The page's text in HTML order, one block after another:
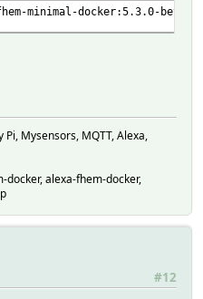
minimal-docker:5.3.0-beta4-
Mysensors, MQTT, Alexa,
docker, alexa-fhem-docker,
#12